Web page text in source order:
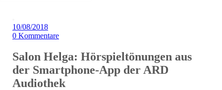
10/08/2018
0 Kommentare
Salon Helga: Hörspieltönungen aus
der Smartphone-App der ARD
Audiothek